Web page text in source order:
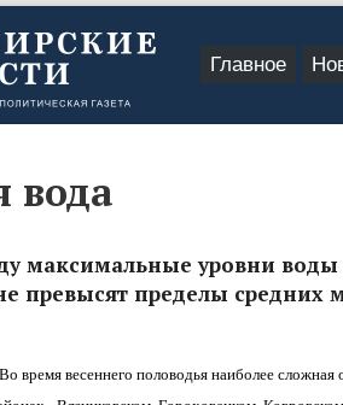
Главное
вода
максимальные уровни воды
превысят пределы средних
время весеннего половодья наиболее сложная